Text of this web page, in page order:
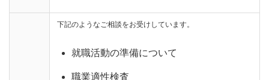
下記のようなご相談をお受けしています。
就職活動の準備について
職業適性検査